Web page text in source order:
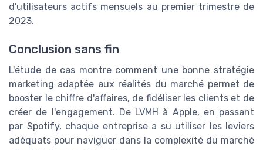
d'utilisateurs actifs mensuels au premier trimestre de
2023.
Conclusion sans fin
L'étude de cas montre comment une bonne stratégie
marketing adaptée aux réalités du marché permet de
booster le chiffre d'affaires, de fidéliser les clients et de
créer de l'engagement. De LVMH à Apple, en passant
par Spotify, chaque entreprise a su utiliser les leviers
adéquats pour naviguer dans la complexité du marché